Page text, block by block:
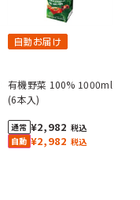
自動お届け
有機野菜 100% 1000ml
(6本入)
¥2,982 税込
¥2,982 税込